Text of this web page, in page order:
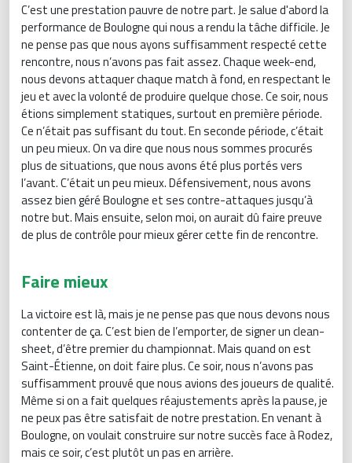
C’est une prestation pauvre de notre part. Je salue d'abord la
performance de Boulogne qui nous a rendu la tâche difficile. Je
ne pense pas que nous ayons suffisamment respecté cette
rencontre, nous n’avons pas fait assez. Chaque week-end,
nous devons attaquer chaque match à fond, en respectant le
jeu et avec la volonté de produire quelque chose. Ce soir, nous
étions simplement statiques, surtout en première période.
Ce n’était pas suffisant du tout. En seconde période, c’était
un peu mieux. On va dire que nous nous sommes procurés
plus de situations, que nous avons été plus portés vers
l’avant. C’était un peu mieux. Défensivement, nous avons
assez bien géré Boulogne et ses contre-attaques jusqu’à
notre but. Mais ensuite, selon moi, on aurait dû faire preuve
de plus de contrôle pour mieux gérer cette fin de rencontre.
Faire mieux
La victoire est là, mais je ne pense pas que nous devons nous
contenter de ça. C’est bien de l’emporter, de signer un clean-
sheet, d’être premier du championnat. Mais quand on est
Saint-Étienne, on doit faire plus. Ce soir, nous n’avons pas
suffisamment prouvé que nous avions des joueurs de qualité.
Même si on a fait quelques réajustements après la pause, je
ne peux pas être satisfait de notre prestation. En venant à
Boulogne, on voulait construire sur notre succès face à Rodez,
mais ce soir, c’est plutôt un pas en arrière.